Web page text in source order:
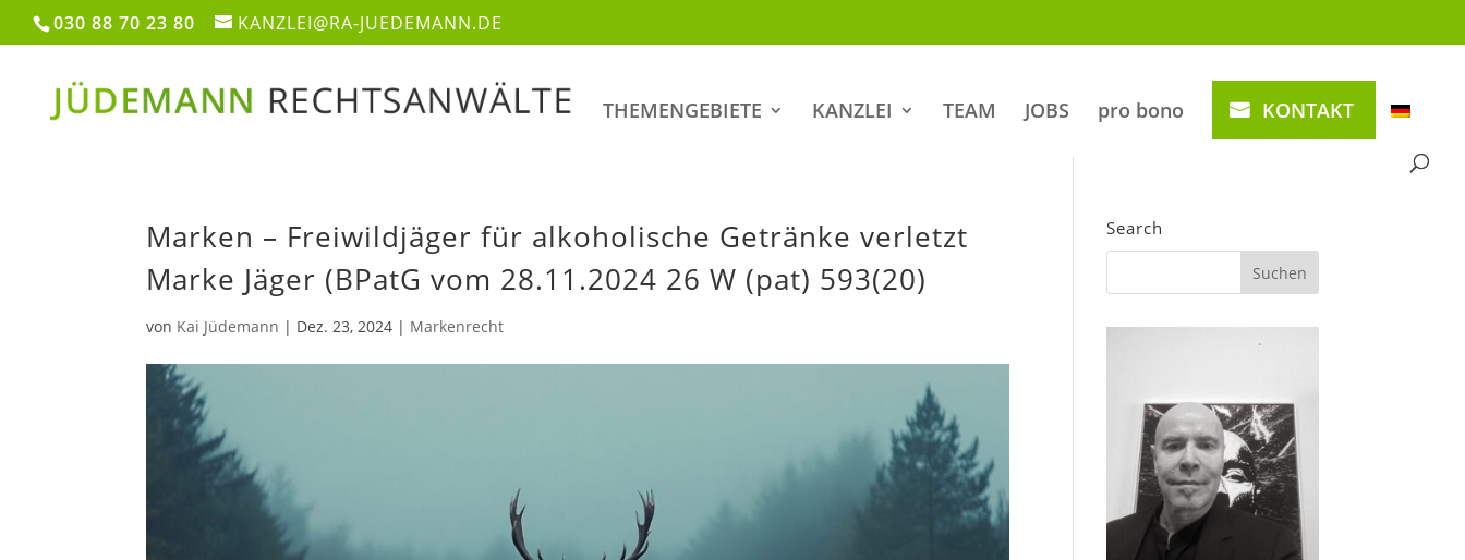
030 88 70 23 80 KANZLEI@RA-JUEDEMANN.DE
THEMENGEBIETE KANZLEI TEAM JOBS pro bono KONTAKT
Marken – Freiwildjäger für alkoholische Getränke verletzt
Marke Jäger (BPatG vom 28.11.2024 26 W (pat) 593(20)
von Kai Jüdemann | Dez. 23, 2024 | Markenrecht
Search